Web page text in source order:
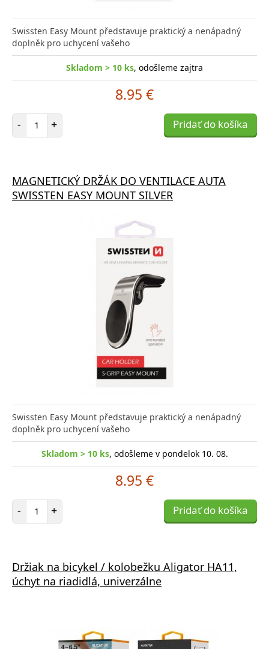
Swissten Easy Mount představuje praktický a nenápadný
doplněk pro uchycení vašeho
Skladom > 10 ks, odošleme zajtra
8.95 €
- Počet položiek
+ Pridať do košíka
MAGNETICKÝ DRŽÁK DO VENTILACE AUTA
SWISSTEN EASY MOUNT SILVER
Swissten Easy Mount představuje praktický a nenápadný
doplněk pro uchycení vašeho
Skladom > 10 ks, odošleme v pondelok 10. 08.
8.95 €
- Počet položiek
+ Pridať do košíka
Držiak na bicykel / kolobežku Aligator HA11,
úchyt na riadidlá, univerzálne